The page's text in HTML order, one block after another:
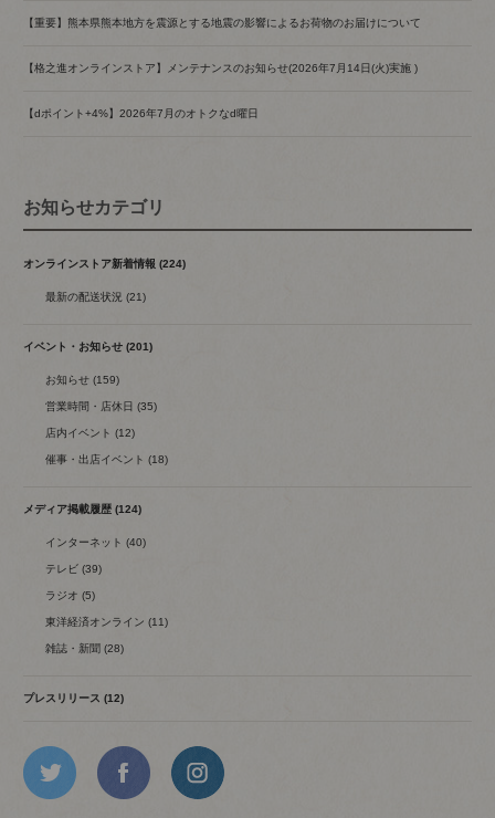
【重要】熊本県熊本地方を震源とする地震の影響によるお荷物のお届けについて
【格之進オンラインストア】メンテナンスのお知らせ(2026年7月14日(火)実施 )
【dポイント+4%】2026年7月のオトクなd曜日
お知らせカテゴリ
オンラインストア新着情報 (224)
最新の配送状況 (21)
イベント・お知らせ (201)
お知らせ (159)
営業時間・店休日 (35)
店内イベント (12)
催事・出店イベント (18)
メディア掲載履歴 (124)
インターネット (40)
テレビ (39)
ラジオ (5)
東洋経済オンライン (11)
雑誌・新聞 (28)
プレスリリース (12)